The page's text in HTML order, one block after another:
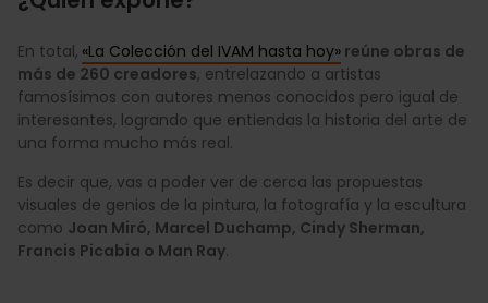
En total, «La Colección del IVAM hasta hoy» reúne obras de
más de 260 creadores, entrelazando a artistas
famosísimos con autores menos conocidos pero igual de
interesantes, logrando que entiendas la historia del arte de
una forma mucho más real.
Es decir que, vas a poder ver de cerca las propuestas
visuales de genios de la pintura, la fotografía y la escultura
como Joan Miró, Marcel Duchamp, Cindy Sherman,
Francis Picabia o Man Ray.